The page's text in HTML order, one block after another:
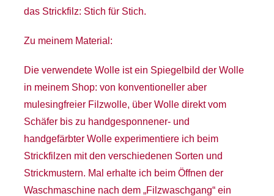
das Strickfilz: Stich für Stich.
Zu meinem Material:
Die verwendete Wolle ist ein Spiegelbild der Wolle
in meinem Shop: von konventioneller aber
mulesingfreier Filzwolle, über Wolle direkt vom
Schäfer bis zu handgesponnener- und
handgefärbter Wolle experimentiere ich beim
Strickfilzen mit den verschiedenen Sorten und
Strickmustern. Mal erhalte ich beim Öffnen der
Waschmaschine nach dem „Filzwaschgang“ ein